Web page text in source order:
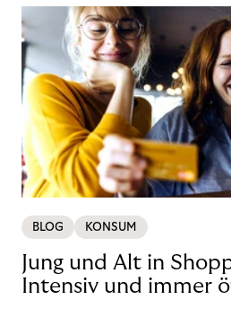
BLOG KONSUM
Jung und Alt in
Intensiv und immer